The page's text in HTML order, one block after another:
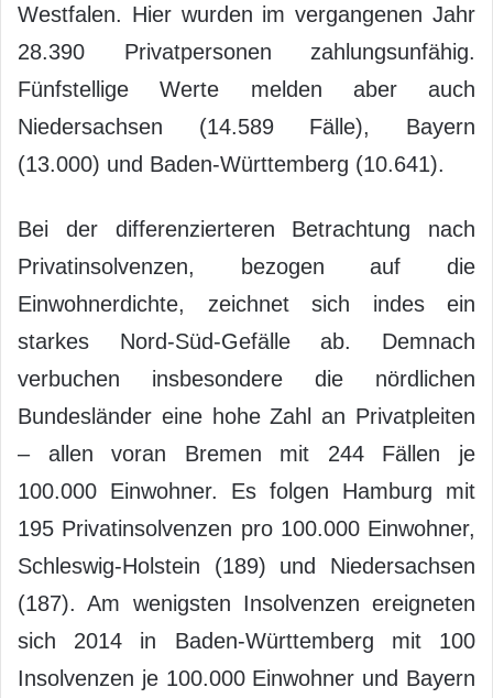
Westfalen. Hier wurden im vergangenen Jahr
28.390 Privatpersonen zahlungsunfähig.
Fünfstellige Werte melden aber auch
Niedersachsen (14.589 Fälle), Bayern
(13.000) und Baden-Württemberg (10.641).
Bei der differenzierteren Betrachtung nach
Privatinsolvenzen, bezogen auf die
Einwohnerdichte, zeichnet sich indes ein
starkes Nord-Süd-Gefälle ab. Demnach
verbuchen insbesondere die nördlichen
Bundesländer eine hohe Zahl an Privatpleiten
– allen voran Bremen mit 244 Fällen je
100.000 Einwohner. Es folgen Hamburg mit
195 Privatinsolvenzen pro 100.000 Einwohner,
Schleswig-Holstein (189) und Niedersachsen
(187). Am wenigsten Insolvenzen ereigneten
sich 2014 in Baden-Württemberg mit 100
Insolvenzen je 100.000 Einwohner und Bayern